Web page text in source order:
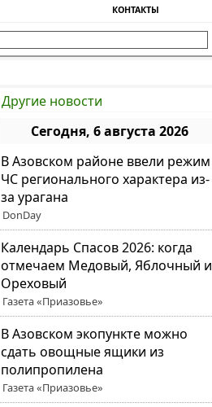
КОНТАКТЫ
Другие новости
Сегодня, 6 августа 2026
В Азовском районе ввели режим
ЧС регионального характера из-
за урагана
DonDay
Календарь Спасов 2026: когда
отмечаем Медовый, Яблочный и
Ореховый
Газета «Приазовье»
В Азовском экопункте можно
сдать овощные ящики из
полипропилена
Газета «Приазовье»